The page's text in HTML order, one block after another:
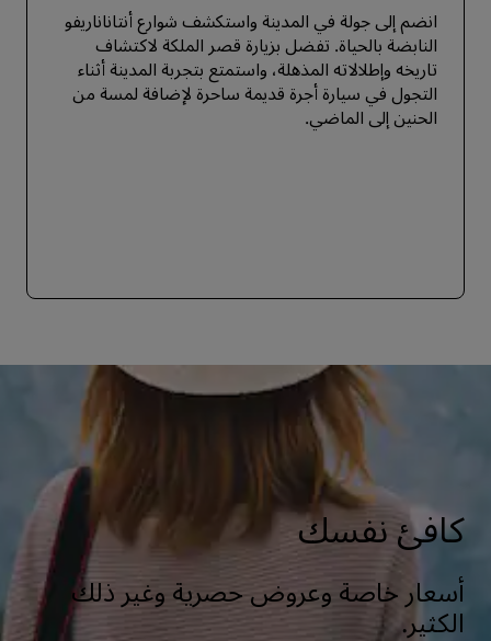
انضم إلى جولة في المدينة واستكشف شوارع أنتاناناريفو
النابضة بالحياة. تفضل بزيارة قصر الملكة لاكتشاف
تاريخه وإطلالاته المذهلة، واستمتع بتجربة المدينة أثناء
التجول في سيارة أجرة قديمة ساحرة لإضافة لمسة من
الحنين إلى الماضي.
كافئ نفسك
أسعار خاصة وعروض حصرية وغير ذلك
الكثير.